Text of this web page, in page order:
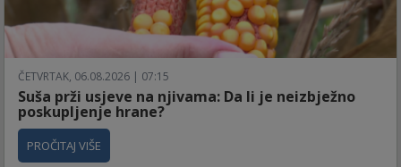
ČETVRTAK, 06.08.2026 | 07:15
Suša prži usjeve na njivama: Da li je neizbježno
poskupljenje hrane?
PROČITAJ VIŠE